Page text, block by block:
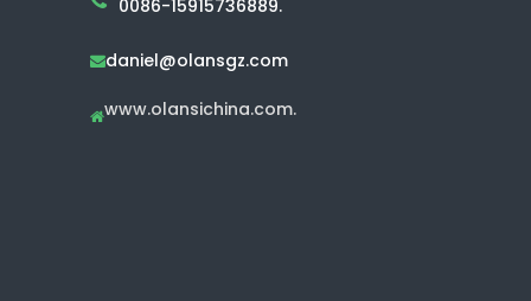
0086-15915736889.
daniel@olansgz.com
www.olansichina.com.